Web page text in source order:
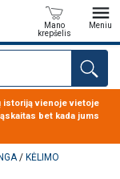
Mano
krepšelis
Meniu
istoriją vienoje vietoje
bet kada jums
/ KĖLIMO